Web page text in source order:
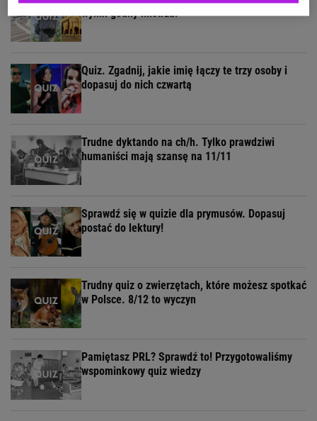
wynik godny mistrza!
Quiz. Zgadnij, jakie imię łączy te trzy osoby i
dopasuj do nich czwartą
Trudne dyktando na ch/h. Tylko prawdziwi
humaniści mają szansę na 11/11
Sprawdź się w quizie dla prymusów. Dopasuj
postać do lektury!
Trudny quiz o zwierzętach, które możesz spotkać
w Polsce. 8/12 to wyczyn
Pamiętasz PRL? Sprawdź to! Przygotowaliśmy
wspominkowy quiz wiedzy